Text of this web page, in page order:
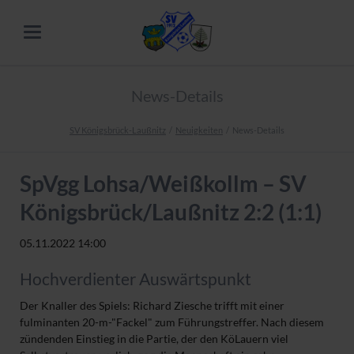
News-Details
SV Königsbrück-Laußnitz Neuigkeiten News-Details
SpVgg Lohsa/Weißkollm – SV
Königsbrück/Laußnitz 2:2 (1:1)
05.11.2022 14:00
Hochverdienter Auswärtspunkt
Der Knaller des Spiels: Richard Ziesche trifft mit einer
fulminanten 20-m-"Fackel" zum Führungstreffer. Nach diesem
zündenden Einstieg in die Partie, der den KöLauern viel